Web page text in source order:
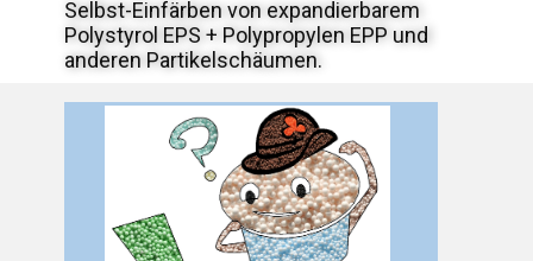
Selbst-Einfärben von expandierbarem
Polystyrol EPS + Polypropylen EPP und
anderen Partikelschäumen.